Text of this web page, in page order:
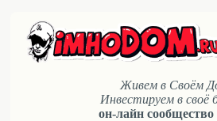
Живем в Своём
Инвестируем в своё
он-лайн сообщество